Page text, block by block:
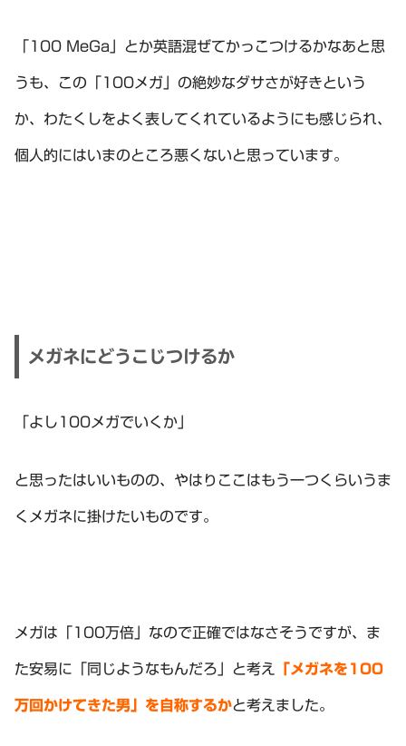
「100 MeGa」とか英語混ぜてかっこつけるかなあと思
うも、この「100メガ」の絶妙なダサさが好きという
か、わたくしをよく表してくれているようにも感じられ、
個人的にはいまのところ悪くないと思っています。
メガネにどうこじつけるか
「よし100メガでいくか」
と思ったはいいものの、やはりここはもう一つくらいうま
くメガネに掛けたいものです。
メガは「100万倍」なので正確ではなさそうですが、ま
た安易に「同じようなもんだろ」と考え 「メガネを100
万回かけてきた男」を自称するかと考えました。